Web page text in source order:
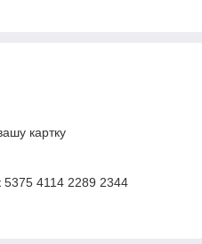
картку
4114 2289 2344